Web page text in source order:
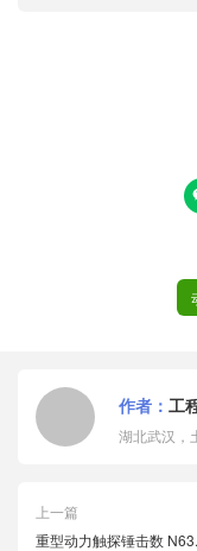
作者： 工
湖北武汉，
上一篇
重型动力触探锤击数